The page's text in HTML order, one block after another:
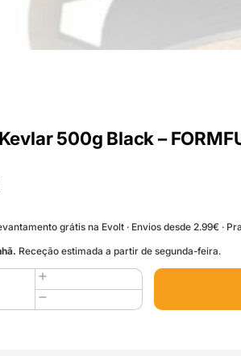
500g Black –
grátis na Evolt · Envios desde 2.99€ ·
Receção estimada a partir de segunda-feira.